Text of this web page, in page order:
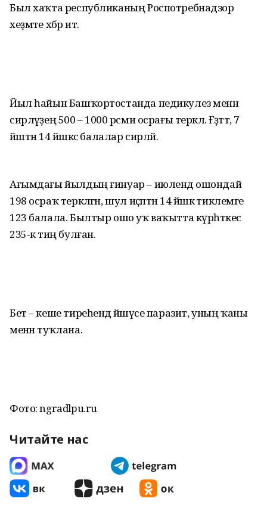
Был хаҡта республиканың Роспотребнадзор
хеҙмәте хәбәр итә.
Йыл һайын Башҡортостанда педикулез менән
сирләүҙең 500 – 1000 рәсми осрағы теркәлә. Ғәҙәттә, 7
йәштән 14 йәшкәсә балалар сирләй.
Ағымдағы йылдың ғинуар – июлендә ошондай
198 осраҡ теркәлгән, шул иҫәптән 14 йәшкә тиклемге
123 балала. Былтыр ошо уҡ ваҡытта күрһәткес
235-кә тиң булған.
Бет – кеше тиреһендә йәшәүсе паразит, уның ҡаны
менән туҡлана.
Фото: ngradlpu.ru
Читайте нас